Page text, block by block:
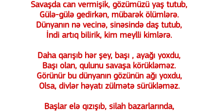
Savaşda can vermişik, gözümüzü yaş tutub,
Gülə-gülə gedirkən, mübarək ölümlərə.
Dünyanın nə vecinə, sinəsində daş tutub,
İndi artıq bilirik, kim meylli kimlərə.
Daha qarışıb hər şey, başı , ayağı yoxdu,
Başı olan, qulunu savaşa körükləməz.
Görünür bu dünyanın gözünün ağı yoxdu,
Olsa, divlər həyatı zülmətə sürükləməz.
Başlar elə qızışıb, silah bazarlarında,